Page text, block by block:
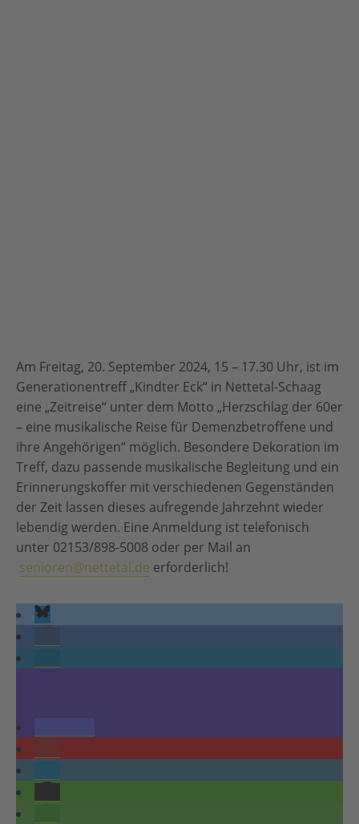
Am Freitag, 20. September 2024, 15 – 17.30 Uhr, ist im
Generationentreff „Kindter Eck“ in Nettetal-Schaag
eine „Zeitreise“ unter dem Motto „Herzschlag der 60er
– eine musikalische Reise für Demenzbetroffene und
ihre Angehörigen“ möglich. Besondere Dekoration im
Treff, dazu passende musikalische Begleitung und ein
Erinnerungskoffer mit verschiedenen Gegenständen
der Zeit lassen dieses aufregende Jahrzehnt wieder
lebendig werden. Eine Anmeldung ist telefonisch
unter 02153/898-5008 oder per Mail an
senioren@nettetal.de erforderlich!